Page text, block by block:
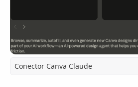
Conector Canva Claude